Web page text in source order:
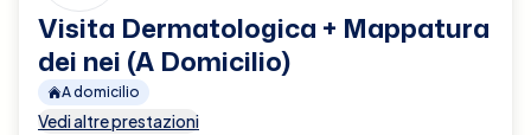
Visita Dermatologica + Mappatura
dei nei (A Domicilio)
A domicilio
Vedi altre prestazioni